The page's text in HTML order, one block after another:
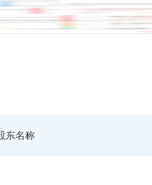
东名称